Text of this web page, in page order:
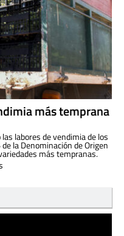
más temprana
labores de vendimia de los
la Denominación de Origen
más tempranas.